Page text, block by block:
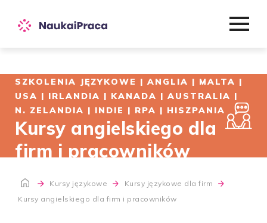
SZKOLENIA JĘZYKOWE | ANGLIA | MALTA |
USA | IRLANDIA | KANADA | AUSTRALIA |
N. ZELANDIA | INDIE | RPA | HISZPANIA
Kursy angielskiego dla
firm i pracowników
Kursy językowe
Kursy językowe dla firm
Kursy angielskiego dla firm i pracowników